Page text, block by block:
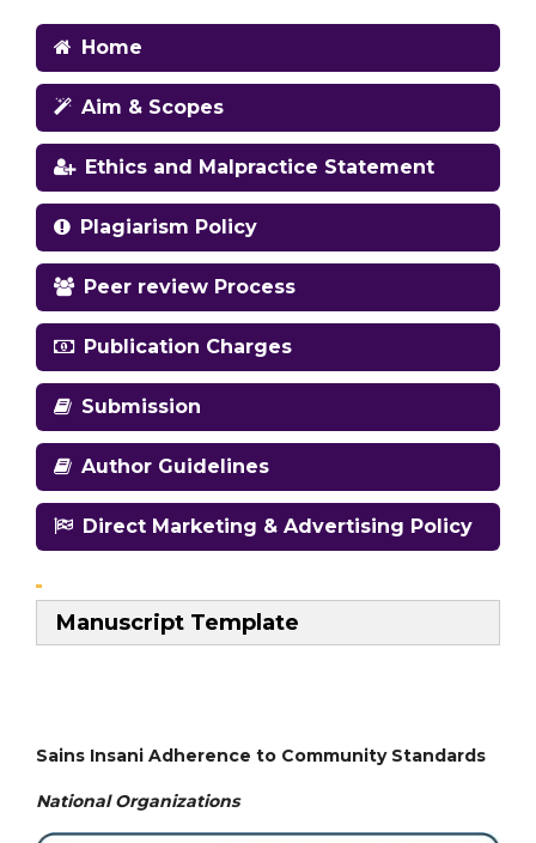
Home
Aim & Scopes
Ethics and Malpractice Statement
Plagiarism Policy
Peer review Process
Publication Charges
Submission
Author Guidelines
Direct Marketing & Advertising Policy
Manuscript Template
Sains Insani Adherence to Community Standards
National Organizations